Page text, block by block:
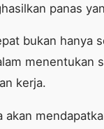
panas
bukan hanya
menentukan
kerja.
akan